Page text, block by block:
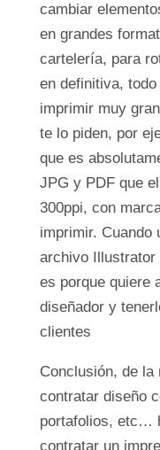
cambiar
en grandes
cartelería, para
en definitiva,
imprimir muy
te lo piden, por
que es
JPG y PDF que
300ppi, con
imprimir. Cuando
archivo Illustrator
es porque quiere
diseñador y
clientes
Conclusión, de la
contratar diseño
portafolios, etc…
contratar un